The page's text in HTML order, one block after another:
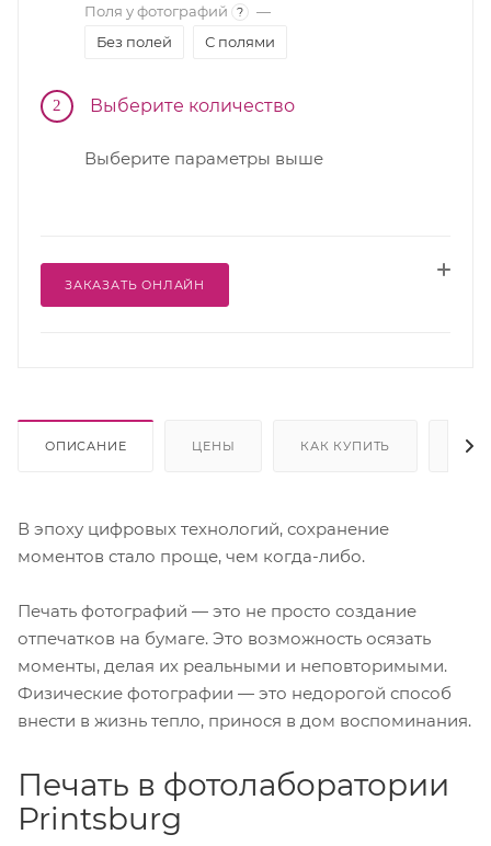
Поля у фотографий ?
—
Без полей
С полями
2 Выберите количество
Выберите параметры выше
ЗАКАЗАТЬ ОНЛАЙН
ОПИСАНИЕ ЦЕНЫ КАК КУПИТЬ
В эпоху цифровых технологий, сохранение
моментов стало проще, чем когда-либо.
Печать фотографий — это не просто создание
отпечатков на бумаге. Это возможность осязать
моменты, делая их реальными и неповторимыми.
Физические фотографии — это недорогой способ
внести в жизнь тепло, принося в дом воспоминания.
Печать в фотолаборатории
Printsburg